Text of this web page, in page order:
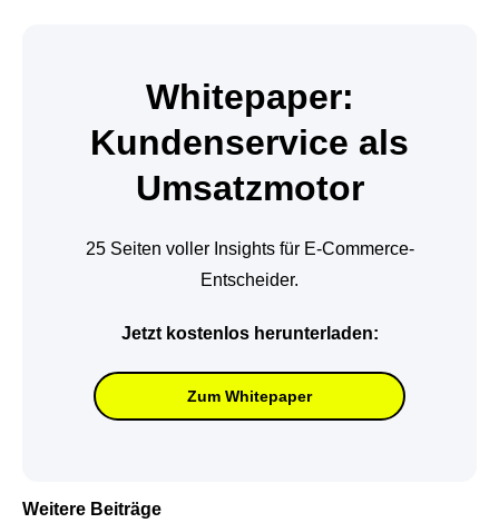
Whitepaper:
Kundenservice als
Umsatzmotor
25 Seiten voller Insights für E-Commerce-
Entscheider.
Jetzt kostenlos herunterladen:
Zum Whitepaper
Weitere Beiträge